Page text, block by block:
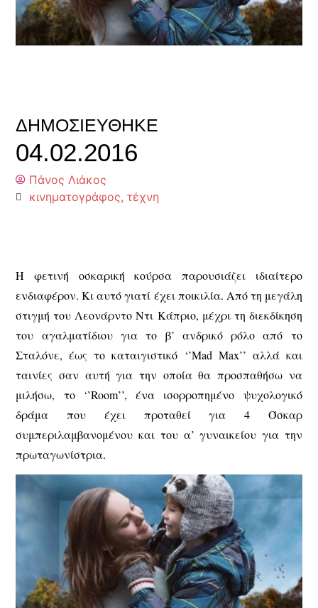
ΔΗΜΟΣΙΕΎΘΗΚΕ
04.02.2016
Πάνος Λιάκος
κινηματογράφος,τέχνη
Η φετινή οσκαρική κούρσα παρουσιάζει ιδιαίτερο
ενδιαφέρον. Κι αυτό γιατί έχει ποικιλία. Από τη μεγάλη
στιγμή του Λεονάρντο Ντι Κάπριο, μέχρι τη διεκδίκηση
του αγαλματίδιου για το β’ ανδρικό ρόλο από το
Σταλόνε, έως το καταιγιστικό ‘’Mad Max’’ αλλά και
ταινίες σαν αυτή για την οποία θα προσπαθήσω να
μιλήσω, το ‘’Room’’, ένα ισορροπημένο ψυχολογικό
δράμα που έχει προταθεί για 4 Όσκαρ
συμπεριλαμβανομένου και του α’ γυναικείου για την
πρωταγωνίστρια.